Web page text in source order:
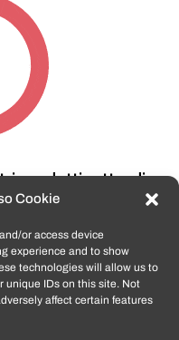
Cookie
or access device
experience and to show
technologies will allow us to
unique IDs on this site. Not
affect certain features
prodotti, attendi
n.1 in italia per
e certificati
HUAWEI,
tanto altro